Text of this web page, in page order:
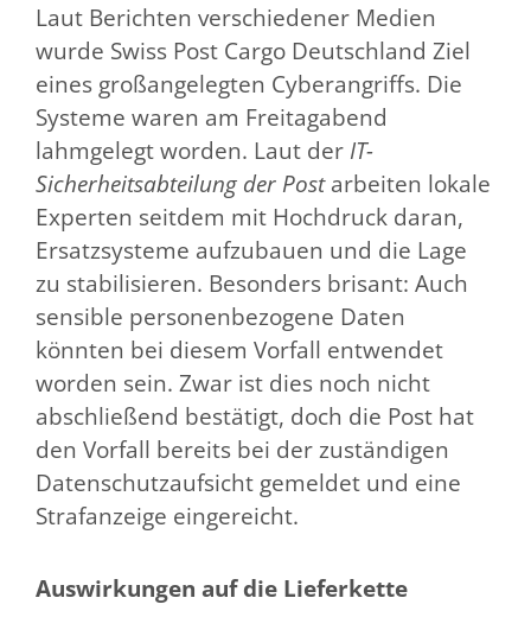
Laut Berichten verschiedener Medien
wurde Swiss Post Cargo Deutschland Ziel
eines großangelegten Cyberangriffs. Die
Systeme waren am Freitagabend
lahmgelegt worden. Laut der IT-
Sicherheitsabteilung der Postarbeiten lokale
Experten seitdem mit Hochdruck daran,
Ersatzsysteme aufzubauen und die Lage
zu stabilisieren. Besonders brisant: Auch
sensible personenbezogene Daten
könnten bei diesem Vorfall entwendet
worden sein. Zwar ist dies noch nicht
abschließend bestätigt, doch die Post hat
den Vorfall bereits bei der zuständigen
Datenschutzaufsicht gemeldet und eine
Strafanzeige eingereicht.
Auswirkungen auf die Lieferkette